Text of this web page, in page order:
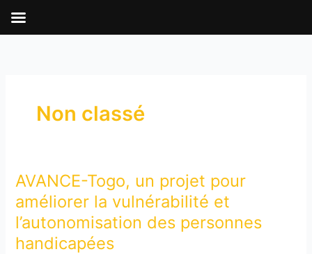
Non classé
AVANCE-Togo, un projet pour
améliorer la vulnérabilité et
l’autonomisation des personnes
handicapées
AVANCE-
un
projet
pour